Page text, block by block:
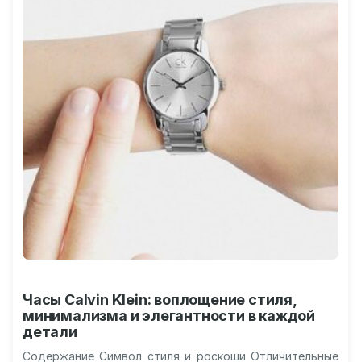
Часы Calvin Klein: воплощение стиля,
минимализма и элегантности в каждой
детали
Содержание Символ стиля и роскоши Отличительные